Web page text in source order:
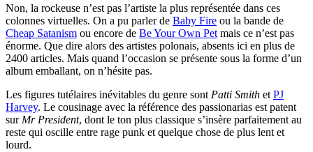
Non, la rockeuse n’est pas l’artiste la plus représentée dans ces
colonnes virtuelles. On a pu parler de Baby Fire ou la bande de
Cheap Satanism ou encore de Be Your Own Pet mais ce n’est pas
énorme. Que dire alors des artistes polonais, absents ici en plus de
2400 articles. Mais quand l’occasion se présente sous la forme d’un
album emballant, on n’hésite pas.
Les figures tutélaires inévitables du genre sont Patti Smith et PJ
Harvey. Le cousinage avec la référence des passionarias est patent
sur Mr President, dont le ton plus classique s’insère parfaitement au
reste qui oscille entre rage punk et quelque chose de plus lent et
lourd.